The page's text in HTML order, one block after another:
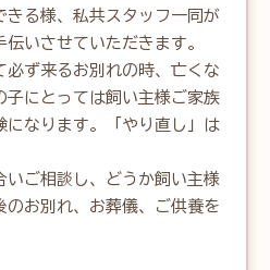
きる様、私共スタッフ一同が
いさせていただきます。
必ず来るお別れの時、亡くな
子にとっては飼い主様ご家族
になります。「やり直し」は
いご相談し、どうか飼い主様
のお別れ、お葬儀、ご供養を